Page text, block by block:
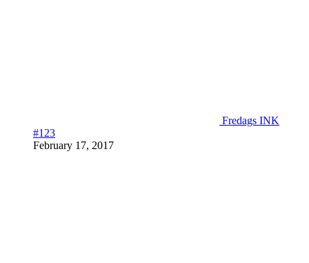
Fredags INK
#123
February 17, 2017